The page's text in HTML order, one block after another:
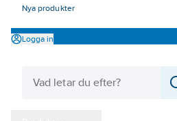
Nya produkter
Logga in